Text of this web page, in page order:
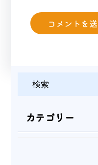
カテゴリー